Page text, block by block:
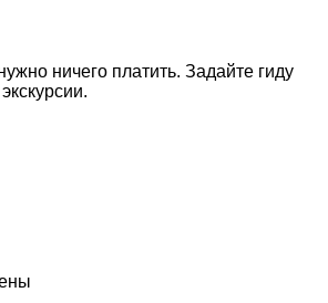
ничего платить. Задайте гиду